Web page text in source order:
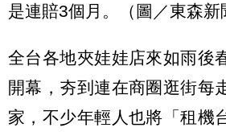
是連賠3個月。（圖／東森新
全台各地夾娃娃店來如雨後
開幕，夯到連在商圈逛街每
家，不少年輕人也將「租機